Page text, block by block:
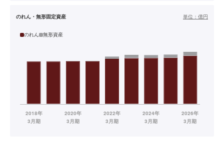
のれん・無形固定資産 単位： 億円
のれん 無形資産